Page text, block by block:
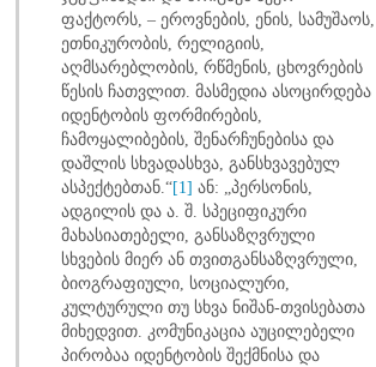
ფაქტორს, – ეროვნების, ენის, სამუშაოს,
ეთნიკურობის, რელიგიის,
აღმსარებლობის, რწმენის, ცხოვრების
წესის ჩათვლით. მასმედია ასოცირდება
იდენტობის ფორმირების,
ჩამოყალიბების, შენარჩუნებისა და
დაშლის სხვადასხვა, განსხვავებულ
ასპექტებთან.“[1] ან: „პერსონის,
ადგილის და ა. შ. სპეციფიკური
მახასიათებელი, განსაზღვრული
სხვების მიერ ან თვითგანსაზღვრული,
ბიოგრაფიული, სოციალური,
კულტურული თუ სხვა ნიშან-თვისებათა
მიხედვით. კომუნიკაცია აუცილებელი
პირობაა იდენტობის შექმნისა და